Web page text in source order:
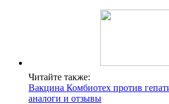
Читайте также:
Вакцина Комбиотех против
аналоги и отзывы